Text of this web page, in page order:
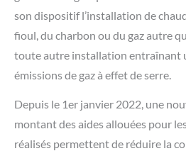
son dispositif l’installation de
fioul, du charbon ou du gaz autre
toute autre installation entraînant
émissions de gaz à effet de serre.
Depuis le 1er janvier 2022, une
montant des aides allouées pour
réalisés permettent de réduire la